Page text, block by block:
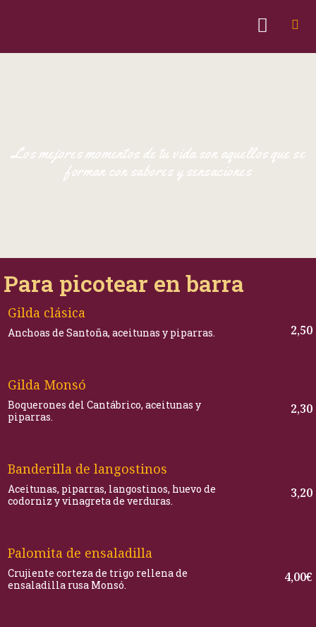
Los mejores momentos de tu vida son aquellos que se
forman con sabores y sensaciones
Para picotear en barra
Gilda clásica
Anchoas de Santoña, aceitunas y piparras. 2,50
Gilda Monsó
Boquerones del Cantábrico, aceitunas y
piparras.
2,30
Banderilla de langostinos
Aceitunas, piparras, langostinos, huevo de
codorniz y vinagreta de verduras.
3,20
Palomita de ensaladilla
Crujiente corteza de trigo rellena de
ensaladilla rusa Monsó.
4,00€